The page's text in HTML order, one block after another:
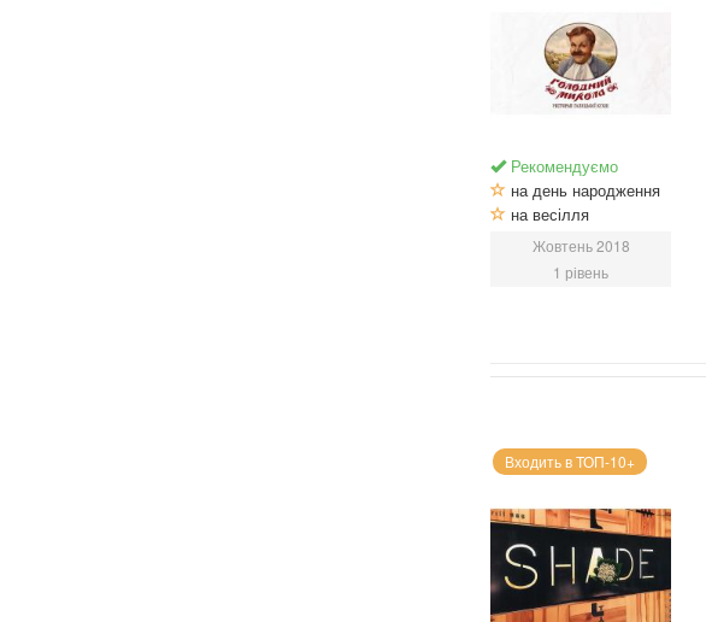
Рекомендуємо
на день народження
на весілля
Жовтень 2018
1 рівень
Входить в ТОП-10+